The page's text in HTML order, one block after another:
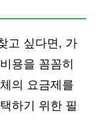
고 싶다면, 가
용을 꼼꼼히
의 요금제를
하기 위한 필